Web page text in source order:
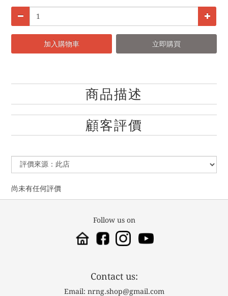
加入購物車 立即購買
商品描述
顧客評價
尚未有任何評價
Follow us on
Contact us:
Email: nrng.shop@gmail.com